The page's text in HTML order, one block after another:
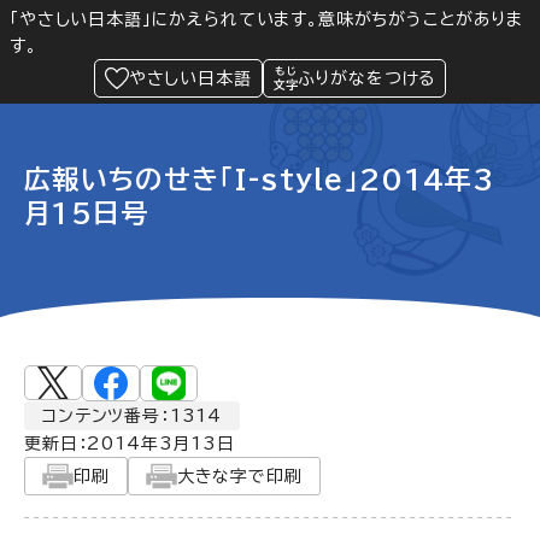
「やさしい日本語」にかえられています。意味がちがうことがありま
す。
やさしい日本語
ふりがなをつける
Language 閲覧支援
緊急情報
広報いちのせき「I-style」2014年3
月15日号
コンテンツ番号：1314
更新日： 2014年3月13日
印刷
大きな字で印刷